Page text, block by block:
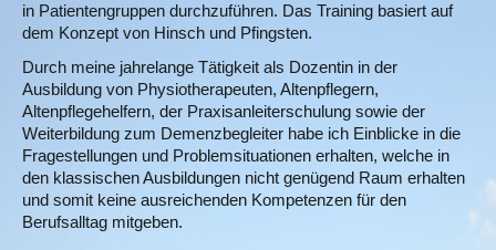
in Patientengruppen durchzuführen. Das Training basiert auf
dem Konzept von Hinsch und Pfingsten.
Durch meine jahrelange Tätigkeit als Dozentin in der
Ausbildung von Physiotherapeuten, Altenpflegern,
Altenpflegehelfern, der Praxisanleiterschulung sowie der
Weiterbildung zum Demenzbegleiter habe ich Einblicke in die
Fragestellungen und Problemsituationen erhalten, welche in
den klassischen Ausbildungen nicht genügend Raum erhalten
und somit keine ausreichenden Kompetenzen für den
Berufsalltag mitgeben.